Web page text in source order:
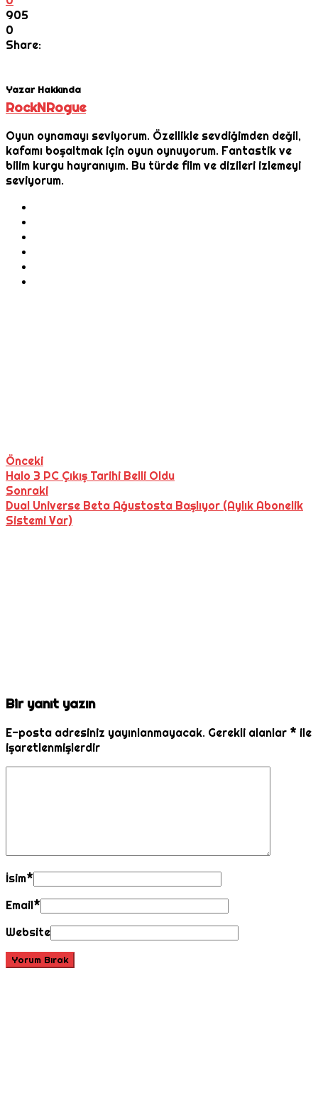
905
0
Share:
Yazar Hakkında
RockNRogue
Oyun oynamayı seviyorum. Özellikle sevdiğimden değil,
kafamı boşaltmak için oyun oynuyorum. Fantastik ve
bilim kurgu hayranıyım. Bu türde film ve dizileri izlemeyi
seviyorum.
Önceki
Halo 3 PC Çıkış Tarihi Belli Oldu
Sonraki
Dual Universe Beta Ağustosta Başlıyor (Aylık Abonelik
Sistemi Var)
Bir yanıt yazın
E-posta adresiniz yayınlanmayacak. Gerekli alanlar * ile
işaretlenmişlerdir
İsim*
Email*
Website